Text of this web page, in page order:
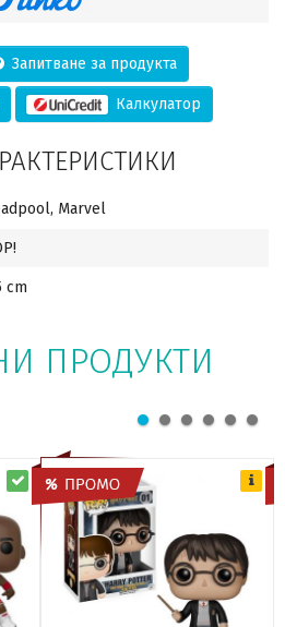
Запитване за продукта
Калкулатор
Marvel
cm
ПРОДУКТИ